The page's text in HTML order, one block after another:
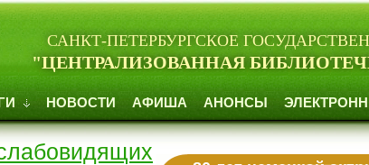
САНКТ-ПЕТЕРБУРГСКОЕ
"ЦЕНТРАЛИЗОВАННАЯ
НОВОСТИ АФИША АНОНСЫ